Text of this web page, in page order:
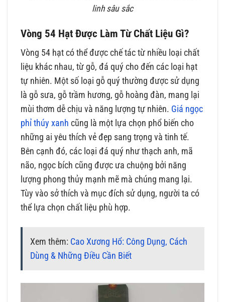
linh sâu sắc
Vòng 54 Hạt Được Làm Từ Chất Liệu Gì?
Vòng 54 hạt có thể được chế tác từ nhiều loại chất
liệu khác nhau, từ gỗ, đá quý cho đến các loại hạt
tự nhiên. Một số loại gỗ quý thường được sử dụng
là gỗ sưa, gỗ trầm hương, gỗ hoàng đàn, mang lại
mùi thơm dễ chịu và năng lượng tự nhiên. Giá ngọc
phỉ thúy xanh cũng là một lựa chọn phổ biến cho
những ai yêu thích vẻ đẹp sang trọng và tinh tế.
Bên cạnh đó, các loại đá quý như thạch anh, mã
não, ngọc bích cũng được ưa chuộng bởi năng
lượng phong thủy mạnh mẽ mà chúng mang lại.
Tùy vào sở thích và mục đích sử dụng, người ta có
thể lựa chọn chất liệu phù hợp.
Xem thêm: Cao Xương Hổ: Công Dụng, Cách
Dùng & Những Điều Cần Biết